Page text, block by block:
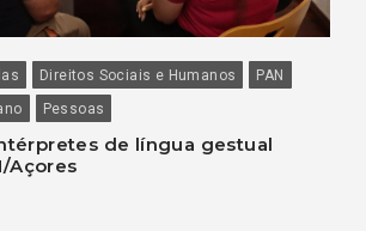
Direitos Sociais e Humanos
PAN
Pessoas
de língua gestual
Açores